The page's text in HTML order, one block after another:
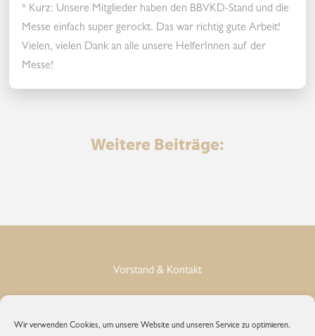
Wir verwenden Cookies, um unsere Website und unseren Service zu optimieren.
* Kurz: Unsere Mitglieder haben den BBVKD-Stand und die
Messe einfach super gerockt. Das war richtig gute Arbeit!
Vielen, vielen Dank an alle unsere HelferInnen auf der
Messe!
Weitere Beiträge:
Vorstand & Kontakt